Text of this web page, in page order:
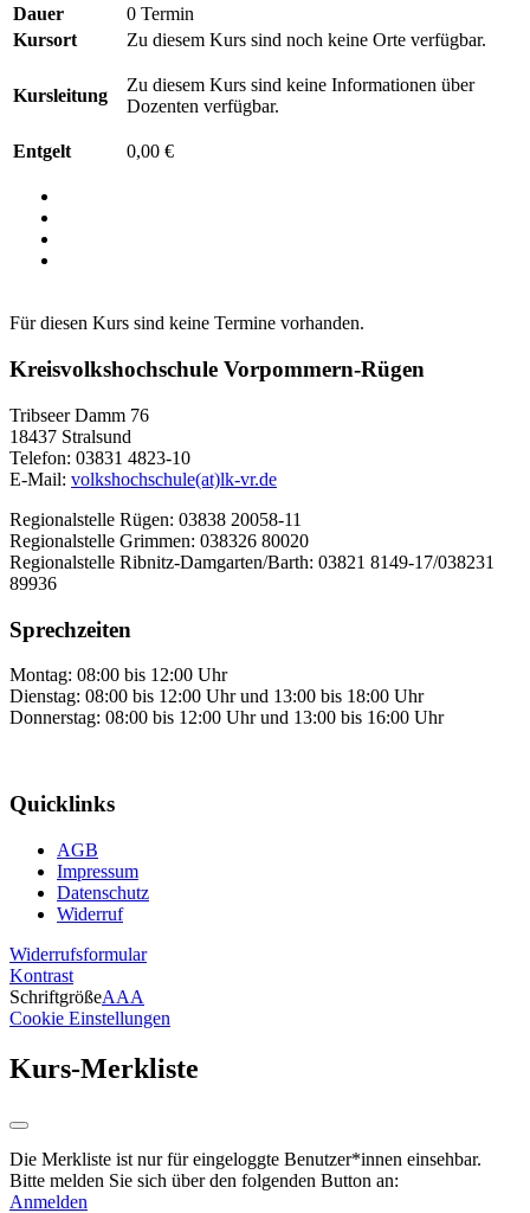
Dauer
0 Termin
Kursort
Zu diesem Kurs sind noch keine Orte verfügbar.
Kursleitung
Zu diesem Kurs sind keine Informationen über
Dozenten verfügbar.
Entgelt 0,00 €
Für diesen Kurs sind keine Termine vorhanden.
Kreisvolkshochschule Vorpommern-Rügen
Tribseer Damm 76
18437 Stralsund
Telefon: 03831 4823-10
E-Mail: volkshochschule(at)lk-vr.de
Regionalstelle Rügen: 03838 20058-11
Regionalstelle Grimmen: 038326 80020
Regionalstelle Ribnitz-Damgarten/Barth: 03821 8149-17/038231
89936
Sprechzeiten
Montag: 08:00 bis 12:00 Uhr
Dienstag: 08:00 bis 12:00 Uhr und 13:00 bis 18:00 Uhr
Donnerstag: 08:00 bis 12:00 Uhr und 13:00 bis 16:00 Uhr
Quicklinks
AGB
Impressum
Datenschutz
Widerruf
Widerrufsformular
Kontrast
SchriftgrößeAAA
Cookie Einstellungen
Kurs-Merkliste
Die Merkliste ist nur für eingeloggte Benutzer*innen einsehbar.
Bitte melden Sie sich über den folgenden Button an:
Anmelden